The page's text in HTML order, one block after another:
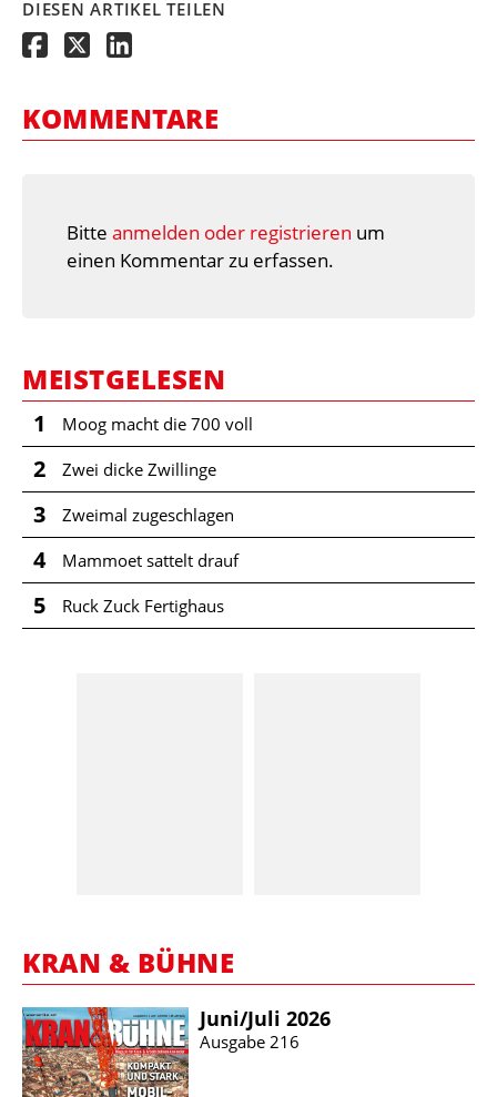
DIESEN ARTIKEL TEILEN
KOMMENTARE
Bitte anmelden oder registrieren um
einen Kommentar zu erfassen.
MEISTGELESEN
1 Moog macht die 700 voll
2 Zwei dicke Zwillinge
3 Zweimal zugeschlagen
4 Mammoet sattelt drauf
5 Ruck Zuck Fertighaus
KRAN & BÜHNE
Juni/​Juli 2026
Ausgabe 216